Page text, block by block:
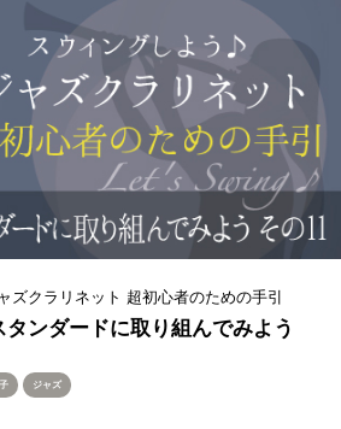
ズクラリネット 超初心者のための手引
ンダードに取り組んでみよう
ジャズ